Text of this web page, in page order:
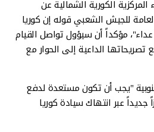
المركزية الكورية الشمالية عن
للجيش الشعبي قوله إن كوريا
عداء"، مؤكداً أن سيؤول تواصل القيام
تصريحاتها الداعية إلى الحوار مع
"يجب أن تكون مستعدة لدفع
جديداً عبر انتهاك سيادة كوريا